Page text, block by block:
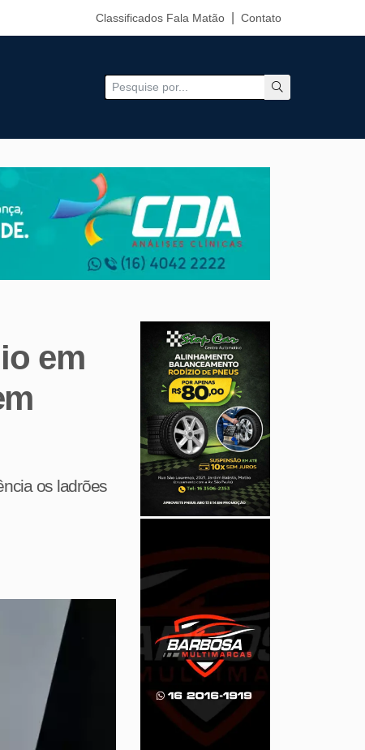
Classificados Fala Matão Contato
em
os ladrões